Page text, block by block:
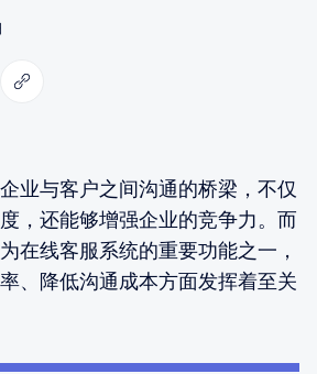
业与客户之间沟通的桥梁，不仅
，还能够增强企业的竞争力。而
在线客服系统的重要功能之一，
、降低沟通成本方面发挥着至关